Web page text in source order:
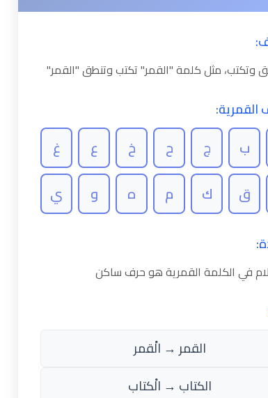
وتكتب، مثل كلمة "القمر" تكتب وتنطق "القمر"
القمرية:
ب ج ح خ ع
غ
ق ك م ه و ي
في الكلمة القمرية هو حرف ساكن
القمر → الْقمر
الكتاب → الْكتاب